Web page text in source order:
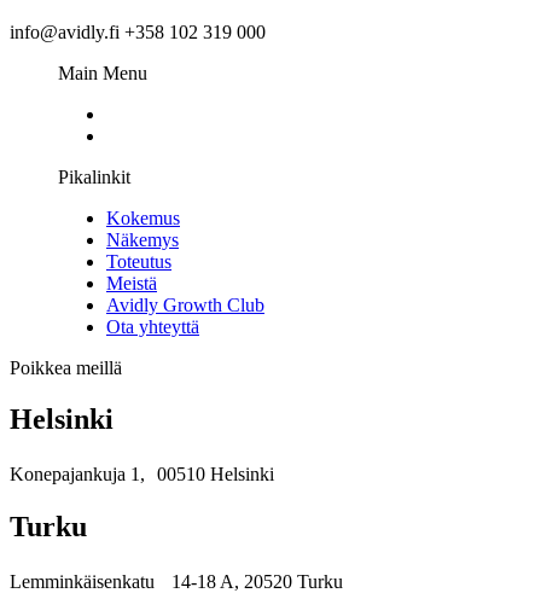
info@avidly.fi +358 102 319 000
Main Menu
Pikalinkit
Kokemus
Näkemys
Toteutus
Meistä
Avidly Growth Club
Ota yhteyttä
Poikkea meillä
Helsinki
Konepajankuja 1, 00510 Helsinki
Turku
Lemminkäisenkatu 14-18 A, 20520 Turku